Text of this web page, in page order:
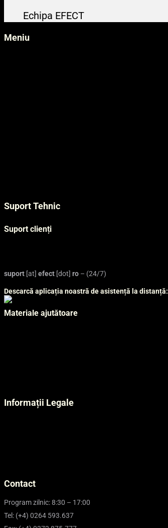
Echipa EFECT
Meniu
Suport Tehnic
Suport clienți
suport [at] efect [dot] ro – (24/7)
Descarcă aplicația noastră de asistență la distanță:
Materiale ajutătoare
Informații Legale
Contact
Program zilnic: 8:30 – 17:00
Tel: (+4) 0264 593.637